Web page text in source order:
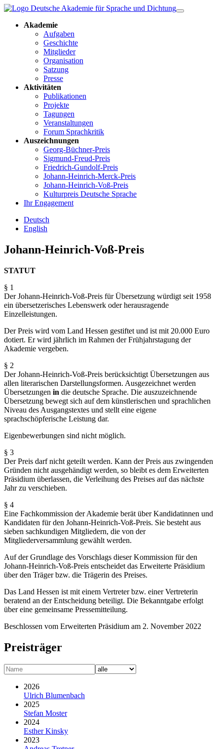
Akademie
Aufgaben
Geschichte
Mitglieder
Organisation
Satzung
Presse
Aktivitäten
Publikationen
Projekte
Tagungen
Veranstaltungen
Forum Sprachkritik
Auszeichnungen
Georg-Büchner-Preis
Sigmund-Freud-Preis
Friedrich-Gundolf-Preis
Johann-Heinrich-Merck-Preis
Johann-Heinrich-Voß-Preis
Kulturpreis Deutsche Sprache
Ihr Engagement
Deutsch
English
Johann-Heinrich-Voß-Preis
STATUT
§ 1
Der Johann-Heinrich-Voß-Preis für Übersetzung würdigt seit 1958
ein übersetzerisches Lebenswerk oder herausragende
Einzelleistungen.
Der Preis wird vom Land Hessen gestiftet und ist mit 20.000 Euro
dotiert. Er wird jährlich im Rahmen der Frühjahrstagung der
Akademie vergeben.
§ 2
Der Johann-Heinrich-Voß-Preis berücksichtigt Übersetzungen aus
allen literarischen Darstellungs­formen. Ausgezeichnet werden
Übersetzungen in die deutsche Sprache. Die auszuzeichnende
Übersetzung bewegt sich auf dem künstlerischen und sprachlichen
Niveau des Ausgangstextes und stellt eine eigene
sprachschöpferische Leistung dar.
Eigenbewerbungen sind nicht möglich.
§ 3
Der Preis darf nicht geteilt werden. Kann der Preis aus zwingenden
Gründen nicht ausgehändigt werden, so bleibt es dem Erweiterten
Präsidium überlassen, die Verleihung des Preises auf das nächste
Jahr zu verschieben.
§ 4
Eine Fachkommission der Akademie berät über Kandidatinnen und
Kandidaten für den Johann-Heinrich-Voß-Preis. Sie besteht aus
sieben sachkundigen Mitgliedern, die von der
Mitgliederversammlung gewählt werden.
Auf der Grundlage des Vorschlags dieser Kommission für den
Johann-Heinrich-Voß-Preis entscheidet das Erweiterte Präsidium
über den Träger bzw. die Trägerin des Preises.
Das Land Hessen ist mit einem Vertreter bzw. einer Vertreterin
beratend an der Entscheidung beteiligt. Die Bekanntgabe erfolgt
über eine gemeinsame Pressemitteilung.
Beschlossen vom Erweiterten Präsidium am 2. November 2022
Preisträger
2026
Ulrich Blumenbach
2025
Stefan Moster
2024
Esther Kinsky
2023